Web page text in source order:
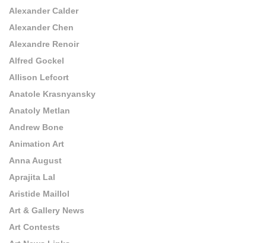
Alexander Calder
Alexander Chen
Alexandre Renoir
Alfred Gockel
Allison Lefcort
Anatole Krasnyansky
Anatoly Metlan
Andrew Bone
Animation Art
Anna August
Aprajita Lal
Aristide Maillol
Art & Gallery News
Art Contests